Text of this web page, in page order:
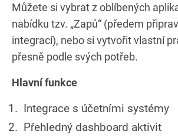
Můžete si vybrat z oblíbených
nabídku tzv. „Zapů“ (předem
integrací), nebo si vytvořit vlastní
přesně podle svých potřeb.
Hlavní funkce
Integrace s účetními systémy
Přehledný dashboard aktivit